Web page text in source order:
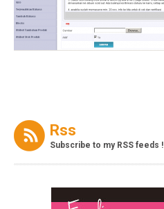
Rss
Subscribe to my RSS feeds !